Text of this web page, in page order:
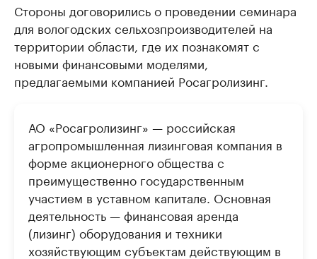
Стороны договорились о проведении семинара
для вологодских сельхозпроизводителей на
территории области, где их познакомят с
новыми финансовыми моделями,
предлагаемыми компанией Росагролизинг.
АО «Росагролизинг» — российская
агропромышленная лизинговая компания в
форме акционерного общества с
преимущественно государственным
участием в уставном капитале. Основная
деятельность — финансовая аренда
(лизинг) оборудования и техники
хозяйствующим субъектам действующим в